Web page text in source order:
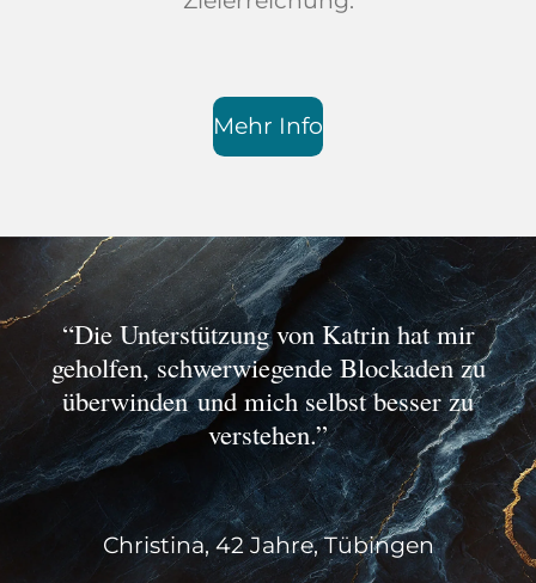
Mehr Info
“Die Unterstützung von Katrin hat mir
geholfen, schwerwiegende Blockaden zu
überwindenund mich selbst besser zu
verstehen.”
Christina, 42 Jahre, Tübingen